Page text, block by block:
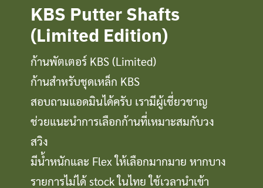
Catalog
ก้านโม Premium
ไม้กอล์ฟมือสอง Japan
Grips
Clubmaking Supplies
KBS Putter Shafts
(Limited Edition)
ก้านพัตเตอร์ KBS (Limited)
ก้านสำหรับชุดเหล็ก KBS
สอบถามแอดมินได้ครับ เรามีผู้เชี่ยวชาญ
ช่วยแนะนำการเลือกก้านที่เหมาะสมกับวง
สวิง
มีน้ำหนักและ Flex ให้เลือกมากมาย หากบาง
รายการไม่ได้ stock ในไทย ใช้เวลานำเข้า